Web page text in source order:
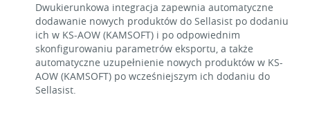
Dwukierunkowa integracja zapewnia automatyczne
dodawanie nowych produktów do Sellasist po dodaniu
ich w KS-AOW (KAMSOFT) i po odpowiednim
skonfigurowaniu parametrów eksportu, a także
automatyczne uzupełnienie nowych produktów w KS-
AOW (KAMSOFT) po wcześniejszym ich dodaniu do
Sellasist.